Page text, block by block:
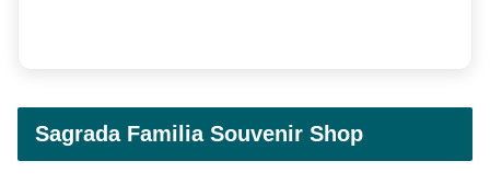
Sagrada Familia Souvenir Shop